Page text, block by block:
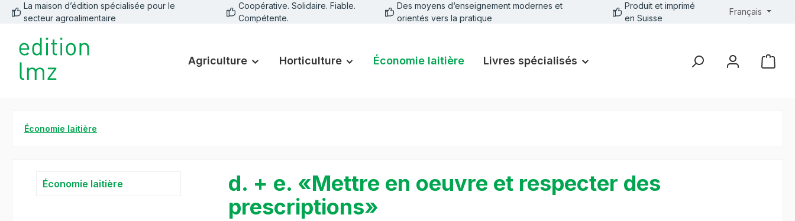
Passer à la navigation principale
La maison d’édition spécialisée pour le
secteur agroalimentaire
Coopérative. Solidaire. Fiable.
Compétente.
Des moyens d‘enseignement modernes et
orientés vers la pratique
Produit et imprimé
en Suisse
Français
Agriculture Horticulture Économie laitière Livres spécialisés
Économie laitière
Économie laitière
d. + e. «Mettre en oeuvre et respecter des
prescriptions»